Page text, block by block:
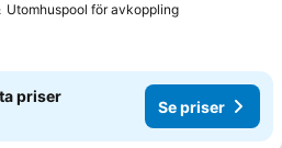
Utomhuspool för avkopplingSe priser
priser
Se priser